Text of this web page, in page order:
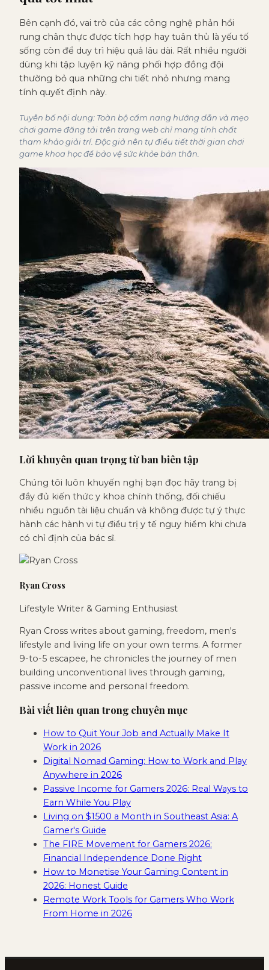
Bên cạnh đó, vai trò của các công nghệ phản hồi
rung chân thực được tích hợp hay tuân thủ là yếu tố
sống còn để duy trì hiệu quả lâu dài. Rất nhiều người
dùng khi tập luyện kỹ năng phối hợp đồng đội
thường bỏ qua những chi tiết nhỏ nhưng mang
tính quyết định này.
Tuyên bố nội dung: Toàn bộ cẩm nang hướng dẫn và mẹo
chơi game đăng tải trên trang web chỉ mang tính chất
tham khảo giải trí. Độc giả nên tự điều tiết thời gian chơi
game khoa học để bảo vệ sức khỏe bản thân.
Lời khuyên quan trọng từ ban biên tập
Chúng tôi luôn khuyến nghị bạn đọc hãy trang bị
đầy đủ kiến thức y khoa chính thống, đối chiếu
nhiều nguồn tài liệu chuẩn và không được tự ý thực
hành các hành vi tự điều trị y tế nguy hiểm khi chưa
có chỉ định của bác sĩ.
Ryan Cross
Lifestyle Writer & Gaming Enthusiast
Ryan Cross writes about gaming, freedom, men's
lifestyle and living life on your own terms. A former
9-to-5 escapee, he chronicles the journey of men
building unconventional lives through gaming,
passive income and personal freedom.
Bài viết liên quan trong chuyên mục
How to Quit Your Job and Actually Make It
Work in 2026
Digital Nomad Gaming: How to Work and Play
Anywhere in 2026
Passive Income for Gamers 2026: Real Ways to
Earn While You Play
Living on $1500 a Month in Southeast Asia: A
Gamer's Guide
The FIRE Movement for Gamers 2026:
Financial Independence Done Right
How to Monetise Your Gaming Content in
2026: Honest Guide
Remote Work Tools for Gamers Who Work
From Home in 2026